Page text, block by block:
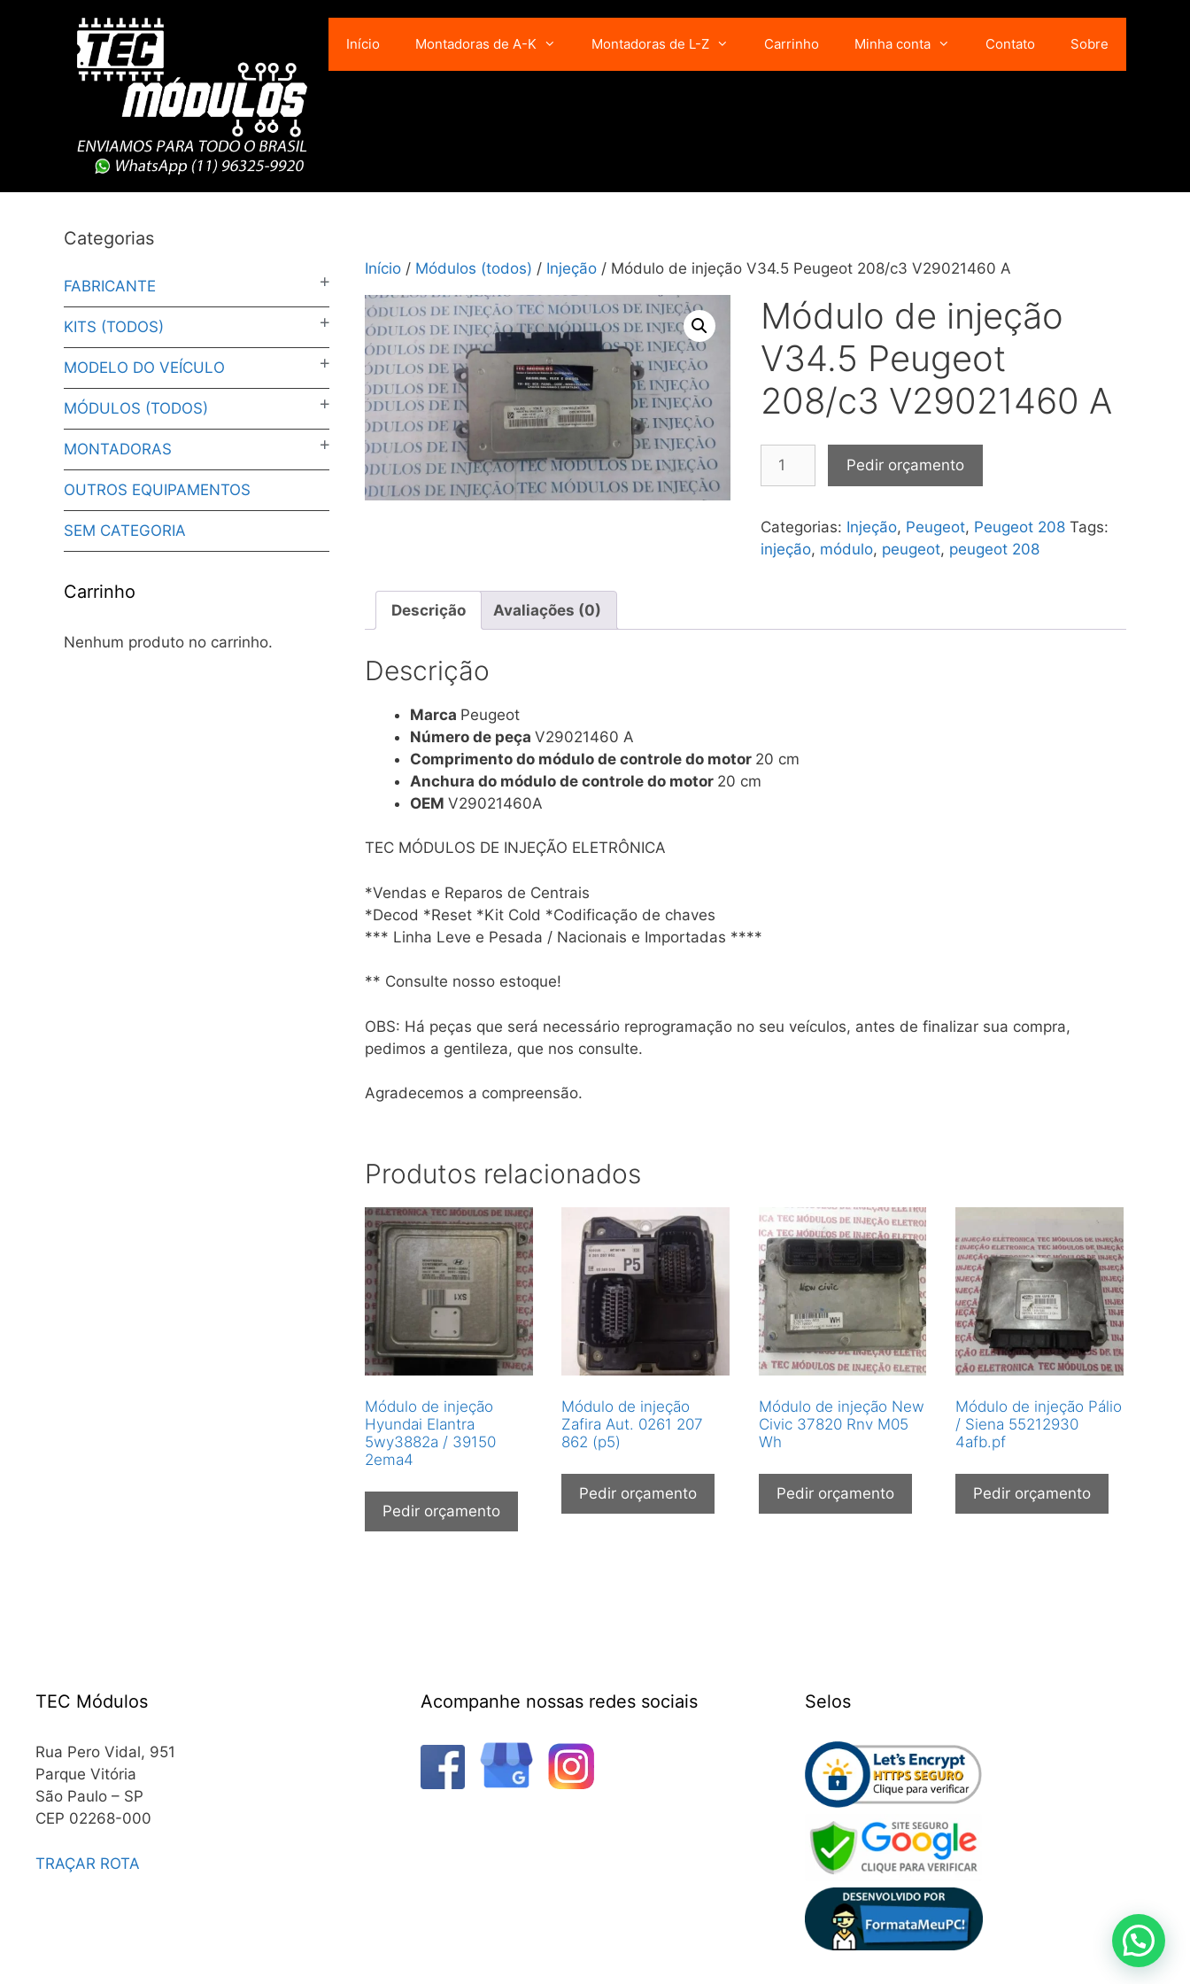
Início Montadoras de A-K Montadoras de L-Z Carrinho Minha conta Contato Sobre
Início / Módulos (todos) / Injeção / Módulo de injeção V34.5 Peugeot 208/c3 V29021460 A
Módulo de injeção
V34.5 Peugeot
208/c3 V29021460 A
Módulo
V34.5
Peugeot
quantidade
Pedir orçamento
Categorias: Injeção, Peugeot, Peugeot 208 Tags:
injeção, módulo, peugeot, peugeot 208
Descrição Avaliações (0)
Descrição
Marca Peugeot
Número de peça V29021460 A
Comprimento do módulo de controle do motor 20 cm
Anchura do módulo de controle do motor 20 cm
OEM V29021460A
TEC MÓDULOS DE INJEÇÃO ELETRÔNICA
*Vendas e Reparos de Centrais
*Decod *Reset *Kit Cold *Codificação de chaves
*** Linha Leve e Pesada / Nacionais e Importadas ****
** Consulte nosso estoque!
OBS: Há peças que será necessário reprogramação no seu veículos, antes de finalizar sua compra,
pedimos a gentileza, que nos consulte.
Agradecemos a compreensão.
Produtos relacionados
Módulo de injeção
Hyundai Elantra
5wy3882a / 39150
2ema4
Pedir orçamento
Módulo de injeção
Zafira Aut. 0261 207
862 (p5)
Pedir orçamento
Módulo de injeção New
Civic 37820 Rnv M05
Wh
Pedir orçamento
Módulo de injeção Pálio
/ Siena 55212930
4afb.pf
Pedir orçamento
Categorias
FABRICANTE
KITS (TODOS)
MODELO DO VEÍCULO
MÓDULOS (TODOS)
MONTADORAS
OUTROS EQUIPAMENTOS
SEM CATEGORIA
Carrinho
Nenhum produto no carrinho.
TEC Módulos
Rua Pero Vidal, 951
Parque Vitória
São Paulo – SP
CEP 02268-000
TRAÇAR ROTA
Acompanhe nossas redes sociais Selos